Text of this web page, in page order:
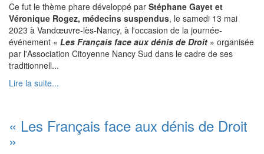
Ce fut le thème phare développé par Stéphane Gayet et
Véronique Rogez, médecins suspendus, le samedi 13 mai
2023 à Vandœuvre-lès-Nancy, à l'occasion de la journée-
événement « Les Français face aux dénis de Droit » organisée
par l'Association Citoyenne Nancy Sud dans le cadre de ses
traditionnell...
Lire la suite...
« Les Français face aux dénis de Droit
»